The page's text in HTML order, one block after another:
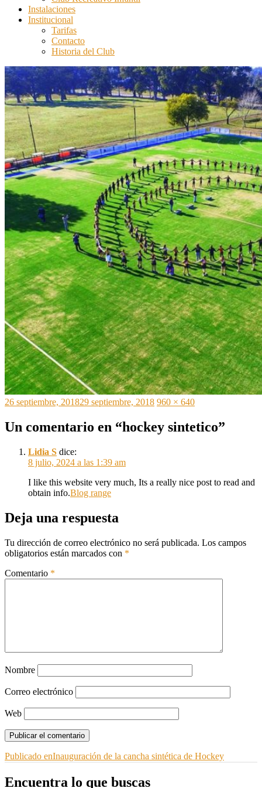
Instalaciones
Institucional
Tarifas
Contacto
Historia del Club
Publicado
26 septiembre, 201829 septiembre, 2018 Tamaño
960 × 640
Un comentario en “hockey sintetico”
Lidia S dice:
8 julio, 2024 a las 1:39 am
I like this website very much, Its a really nice post to read and
obtain info.Blog range
Deja una respuesta
Tu dirección de correo electrónico no será publicada. Los campos
obligatorios están marcados con *
Comentario *
Nombre
Correo electrónico
Web
Navegación
de
Publicado enInauguración de la cancha sintética de Hockey
Encuentra lo que buscas